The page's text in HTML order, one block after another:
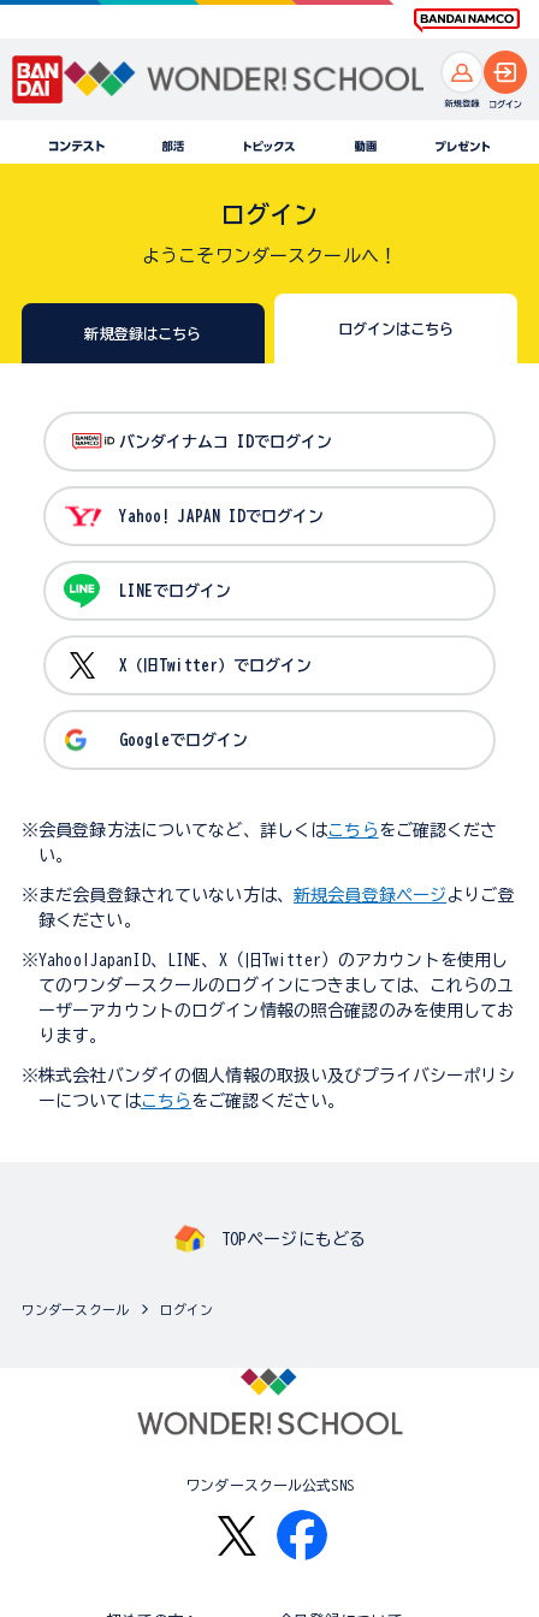
ログイン
ようこそワンダースクールへ！
新規登録はこちら ログインはこちら
バンダイナムコ IDでログイン
Yahoo! JAPAN IDでログイン
LINEでログイン
X（旧Twitter）でログイン
Googleでログイン
※会員登録方法についてなど、詳しくはこちら をご確認くださ
い。
※まだ会員登録されていない方は、 新規会員登録ページ よりご登
録ください。
※Yahoo!JapanID、LINE、X（旧Twitter）のアカウントを使用し
てのワンダースクールのログインにつきましては、これらのユ
ーザーアカウントのログイン情報の照合確認のみを使用してお
ります。
※株式会社バンダイの個人情報の取扱い及びプライバシーポリシ
ーについてはこちら をご確認ください。
TOPページにもどる
ワンダースクール ログイン
ワンダースクール公式SNS